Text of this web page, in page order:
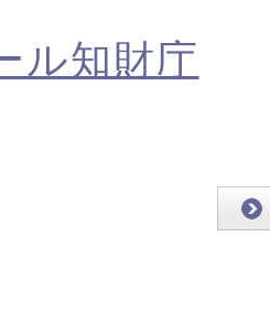
ル知財庁